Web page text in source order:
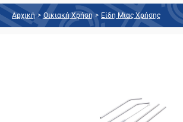
Αρχική > Οικιακή Χρήση > Είδη Μιας Χρήσης